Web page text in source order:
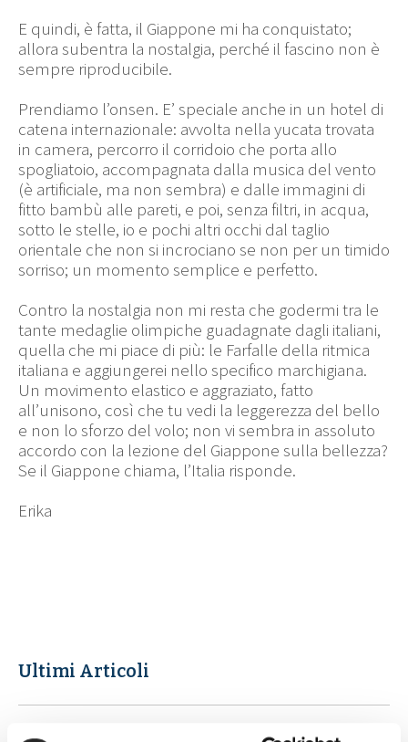
E quindi, è fatta, il Giappone mi ha conquistato;
allora subentra la nostalgia, perché il fascino non è
sempre riproducibile.
Prendiamo l’onsen. E’ speciale anche in un hotel di
catena internazionale: avvolta nella yucata trovata
in camera, percorro il corridoio che porta allo
spogliatoio, accompagnata dalla musica del vento
(è artificiale, ma non sembra) e dalle immagini di
fitto bambù alle pareti, e poi, senza filtri, in acqua,
sotto le stelle, io e pochi altri occhi dal taglio
orientale che non si incrociano se non per un timido
sorriso; un momento semplice e perfetto.
Contro la nostalgia non mi resta che godermi tra le
tante medaglie olimpiche guadagnate dagli italiani,
quella che mi piace di più: le Farfalle della ritmica
italiana e aggiungerei nello specifico marchigiana.
Un movimento elastico e aggraziato, fatto
all’unisono, così che tu vedi la leggerezza del bello
e non lo sforzo del volo; non vi sembra in assoluto
accordo con la lezione del Giappone sulla bellezza?
Se il Giappone chiama, l’Italia risponde.
Erika
Ultimi Articoli